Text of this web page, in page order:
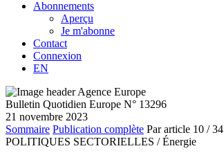
Abonnements
Aperçu
Je m'abonne
Contact
Connexion
EN
Bulletin Quotidien Europe N° 13296
21 novembre 2023
Sommaire Publication complète Par article 10 / 34
POLITIQUES SECTORIELLES / Énergie